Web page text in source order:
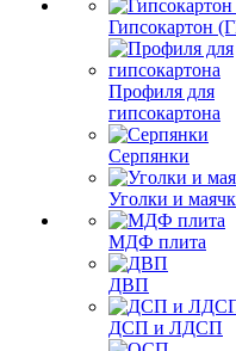
Гипсокартон
Профиля для
гипсокартона
Серпянки
Уголки и
МДФ плита
ДВП
ДСП и ЛДСП